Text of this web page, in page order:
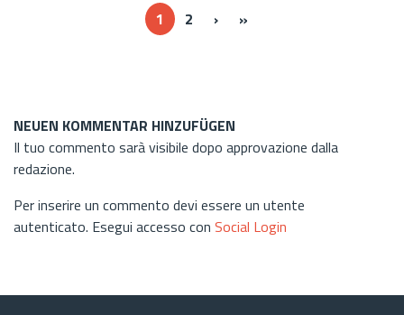
1 2 ›Next ›
»
NEUEN KOMMENTAR HINZUFÜGEN
Il tuo commento sarà visibile dopo approvazione dalla
redazione.
Per inserire un commento devi essere un utente
autenticato. Esegui accesso con Social Login